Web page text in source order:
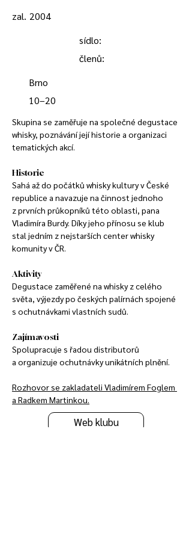
zal. 2004
sídlo:
členů:
Brno
10–20
Skupina se zaměřuje na společné degustace
whisky, poznávání její historie a organizaci
tematických akcí.
Historie
Sahá až do počátků whisky kultury v České
republice a navazuje na činnost jednoho
z prvních průkopníků této oblasti, pana
Vladimíra Burdy. Díky jeho přínosu se klub
stal jedním z nejstarších center whisky
komunity v ČR.
Aktivity
Degustace zaměřené na whisky z celého
světa, výjezdy po českých palírnách spojené
s ochutnávkami vlastních sudů.
Zajímavosti
Spolupracuje s řadou distributorů
a organizuje ochutnávky unikátních plnění.
Rozhovor se zakladateli Vladimírem Foglem
a Radkem Martinkou.
Web klubu